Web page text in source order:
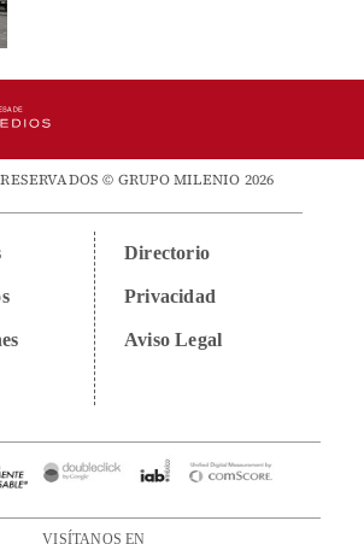
© GRUPO MILENIO 2026
Directorio
Privacidad
Aviso Legal
VISÍTANOS EN